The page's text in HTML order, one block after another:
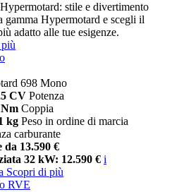
stile e divertimento
gamma Hypermotard e scegli il
adatto alle tue esigenze.
698 Mono
CV Potenza
Coppia
kg Peso in ordine di marcia
carburante
13.590 €
32 kW: 12.590 € i
Scopri di più
RVE